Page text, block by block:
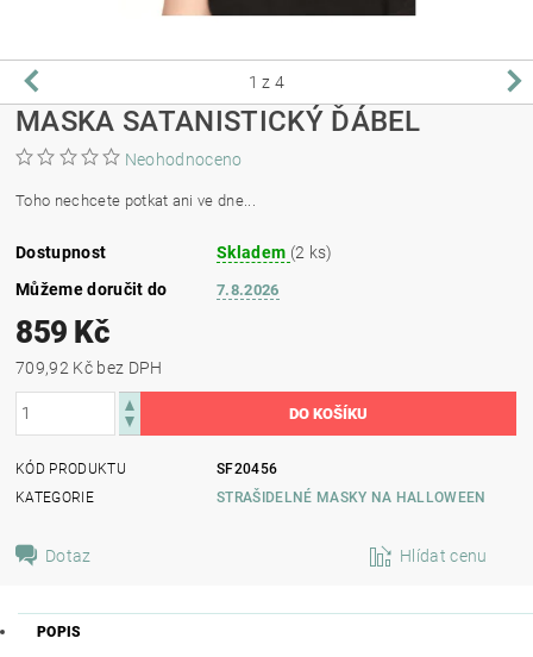
1 z 4
MASKA SATANISTICKÝ ĎÁBEL
Neohodnoceno
Toho nechcete potkat ani ve dne...
Dostupnost Skladem (2 ks)
Můžeme doručit do
7.8.2026
859 Kč
709,92 Kč bez DPH
KÓD PRODUKTU
SF20456
KATEGORIE
STRAŠIDELNÉ MASKY NA HALLOWEEN
Dotaz Hlídat cenu
POPIS